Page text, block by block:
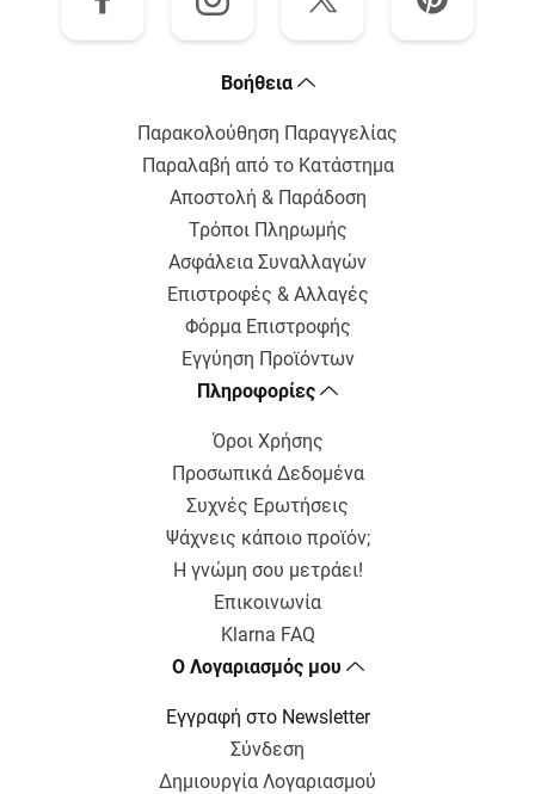
Bοήθεια
Παρακολούθηση Παραγγελίας
Παραλαβή από το Κατάστημα
Αποστολή & Παράδοση
Τρόποι Πληρωμής
Ασφάλεια Συναλλαγών
Επιστροφές & Αλλαγές
Φόρμα Επιστροφής
Εγγύηση Προϊόντων
Πληροφορίες
Όροι Χρήσης
Προσωπικά Δεδομένα
Συχνές Ερωτήσεις
Ψάχνεις κάποιο προϊόν;
Η γνώμη σου μετράει!
Επικοινωνία
Klarna FAQ
Ο Λογαριασμός μου
Εγγραφή στο Newsletter
Σύνδεση
Δημιουργία Λογαριασμού